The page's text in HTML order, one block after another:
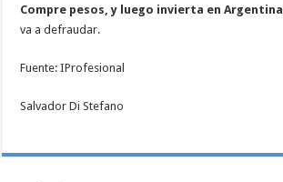
Compre pesos, y luego invierta en Argentina
va a defraudar.
Fuente: IProfesional
Salvador Di Stefano